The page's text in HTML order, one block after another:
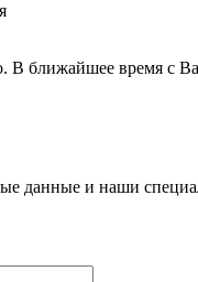
В ближайшее время с
данные и наши